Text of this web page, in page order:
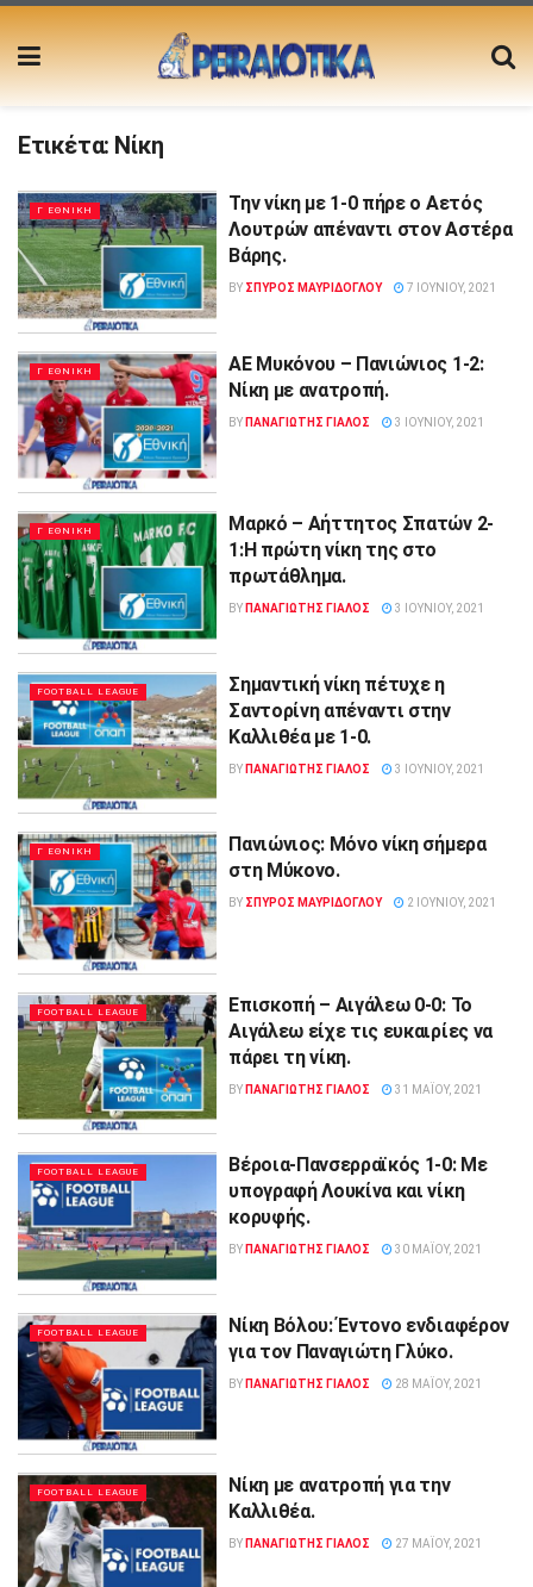
Ετικέτα: Νίκη
Γ ΕΘΝΙΚΗ
Την νίκη με 1-0 πήρε ο Αετός
Λουτρών απέναντι στον Αστέρα
Βάρης.
BY ΣΠΥΡΟΣ ΜΑΥΡΙΔΟΓΛΟΥ 7 ΙΟΥΝΊΟΥ, 2021
Γ ΕΘΝΙΚΗ
ΑΕ Μυκόνου – Πανιώνιος 1-2:
Νίκη με ανατροπή.
BY ΠΑΝΑΓΙΩΤΗΣ ΓΙΑΛΟΣ 3 ΙΟΥΝΊΟΥ, 2021
Γ ΕΘΝΙΚΗ
Μαρκό – Αήττητος Σπατών 2-
1:Η πρώτη νίκη της στο
πρωτάθλημα.
BY ΠΑΝΑΓΙΩΤΗΣ ΓΙΑΛΟΣ 3 ΙΟΥΝΊΟΥ, 2021
FOOTBALL LEAGUE
Σημαντική νίκη πέτυχε η
Σαντορίνη απέναντι στην
Καλλιθέα με 1-0.
BY ΠΑΝΑΓΙΩΤΗΣ ΓΙΑΛΟΣ 3 ΙΟΥΝΊΟΥ, 2021
Γ ΕΘΝΙΚΗ
Πανιώνιος: Μόνο νίκη σήμερα
στη Μύκονο.
BY ΣΠΥΡΟΣ ΜΑΥΡΙΔΟΓΛΟΥ 2 ΙΟΥΝΊΟΥ, 2021
FOOTBALL LEAGUE
Επισκοπή – Αιγάλεω 0-0: Το
Αιγάλεω είχε τις ευκαιρίες να
πάρει τη νίκη.
BY ΠΑΝΑΓΙΩΤΗΣ ΓΙΑΛΟΣ 31 ΜΑΪ́ΟΥ, 2021
FOOTBALL LEAGUE
Βέροια-Πανσερραϊκός 1-0: Με
υπογραφή Λουκίνα και νίκη
κορυφής.
BY ΠΑΝΑΓΙΩΤΗΣ ΓΙΑΛΟΣ 30 ΜΑΪ́ΟΥ, 2021
FOOTBALL LEAGUE
Νίκη Βόλου: Έντονο ενδιαφέρον
για τον Παναγιώτη Γλύκο.
BY ΠΑΝΑΓΙΩΤΗΣ ΓΙΑΛΟΣ 28 ΜΑΪ́ΟΥ, 2021
FOOTBALL LEAGUE
Νίκη με ανατροπή για την
Καλλιθέα.
BY ΠΑΝΑΓΙΩΤΗΣ ΓΙΑΛΟΣ 27 ΜΑΪ́ΟΥ, 2021